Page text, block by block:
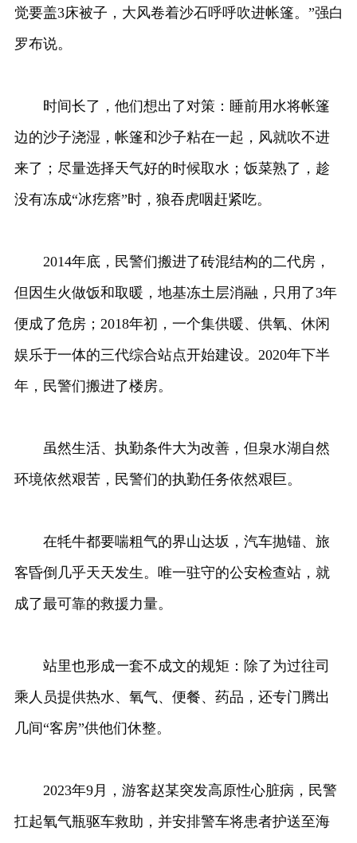
觉要盖3床被子，大风卷着沙石呼呼吹进帐篷。”强白
罗布说。
时间长了，他们想出了对策：睡前用水将帐篷
边的沙子浇湿，帐篷和沙子粘在一起，风就吹不进
来了；尽量选择天气好的时候取水；饭菜熟了，趁
没有冻成“冰疙瘩”时，狼吞虎咽赶紧吃。
2014年底，民警们搬进了砖混结构的二代房，
但因生火做饭和取暖，地基冻土层消融，只用了3年
便成了危房；2018年初，一个集供暖、供氧、休闲
娱乐于一体的三代综合站点开始建设。2020年下半
年，民警们搬进了楼房。
虽然生活、执勤条件大为改善，但泉水湖自然
环境依然艰苦，民警们的执勤任务依然艰巨。
在牦牛都要喘粗气的界山达坂，汽车抛锚、旅
客昏倒几乎天天发生。唯一驻守的公安检查站，就
成了最可靠的救援力量。
站里也形成一套不成文的规矩：除了为过往司
乘人员提供热水、氧气、便餐、药品，还专门腾出
几间“客房”供他们休整。
2023年9月，游客赵某突发高原性心脏病，民警
扛起氧气瓶驱车救助，并安排警车将患者护送至海